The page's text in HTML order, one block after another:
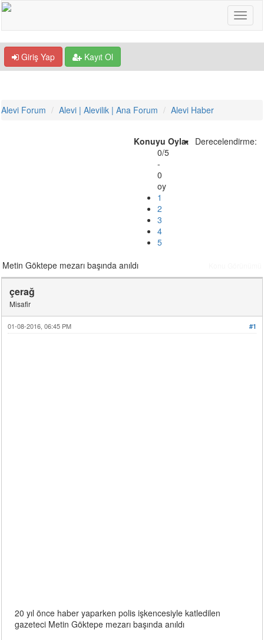
Giriş Yap Kayıt Ol
Alevi Forum Alevi | Alevilik | Ana Forum Alevi Haber
Konuyu Oyla: Derecelendirme:
0/5
-
0
oy
1
2
3
4
5
Metin Göktepe mezarı başında anıldı
çerağ
Misafir
#1
01-08-2016, 06:45 PM
20 yıl önce haber yaparken polis işkencesiyle katledilen
gazeteci Metin Göktepe mezarı başında anıldı